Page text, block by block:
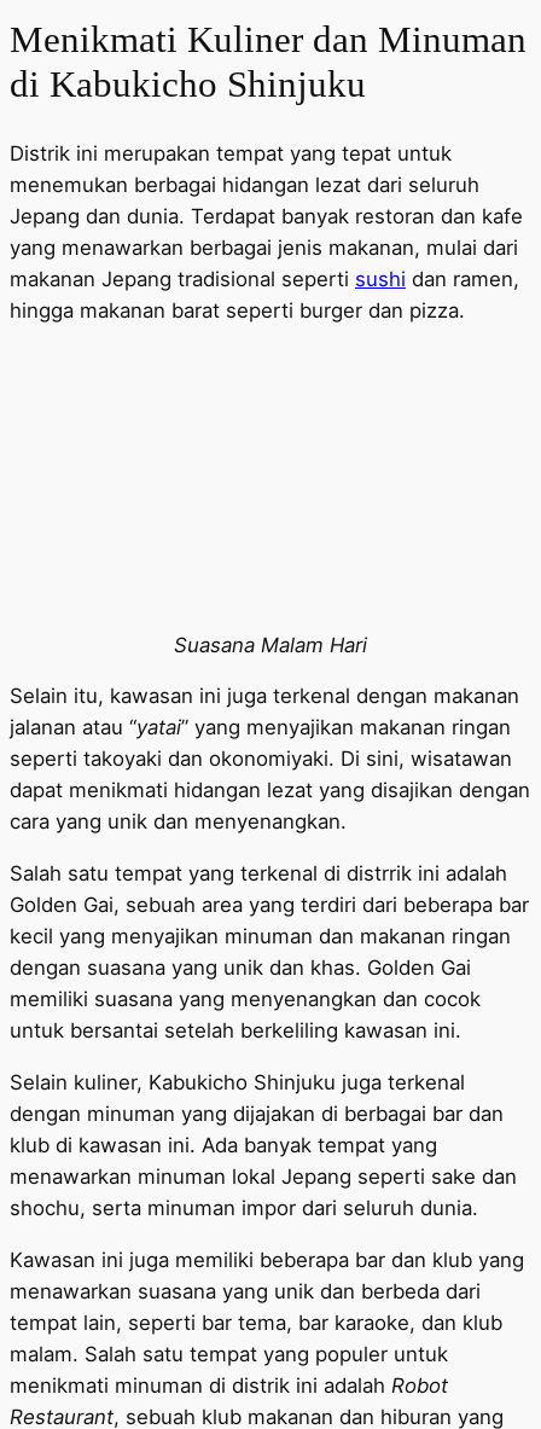
Menikmati Kuliner dan Minuman
di Kabukicho Shinjuku
Distrik ini merupakan tempat yang tepat untuk
menemukan berbagai hidangan lezat dari seluruh
Jepang dan dunia. Terdapat banyak restoran dan kafe
yang menawarkan berbagai jenis makanan, mulai dari
makanan Jepang tradisional seperti sushi dan ramen,
hingga makanan barat seperti burger dan pizza.
Suasana Malam Hari
Selain itu, kawasan ini juga terkenal dengan makanan
jalanan atau “yatai” yang menyajikan makanan ringan
seperti takoyaki dan okonomiyaki. Di sini, wisatawan
dapat menikmati hidangan lezat yang disajikan dengan
cara yang unik dan menyenangkan.
Salah satu tempat yang terkenal di distrrik ini adalah
Golden Gai, sebuah area yang terdiri dari beberapa bar
kecil yang menyajikan minuman dan makanan ringan
dengan suasana yang unik dan khas. Golden Gai
memiliki suasana yang menyenangkan dan cocok
untuk bersantai setelah berkeliling kawasan ini.
Selain kuliner, Kabukicho Shinjuku juga terkenal
dengan minuman yang dijajakan di berbagai bar dan
klub di kawasan ini. Ada banyak tempat yang
menawarkan minuman lokal Jepang seperti sake dan
shochu, serta minuman impor dari seluruh dunia.
Kawasan ini juga memiliki beberapa bar dan klub yang
menawarkan suasana yang unik dan berbeda dari
tempat lain, seperti bar tema, bar karaoke, dan klub
malam. Salah satu tempat yang populer untuk
menikmati minuman di distrik ini adalah Robot
Restaurant, sebuah klub makanan dan hiburan yang